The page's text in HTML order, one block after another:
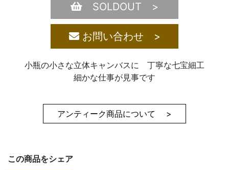
SOLDOUT >
お問い合わせ >
小瓶の小さな立体キャンバスに 丁寧な七宝細工
細かな仕事が見事です
アンティーク商品について >
この商品をシェア